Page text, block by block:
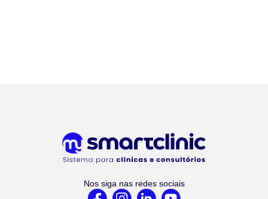
Nos siga nas redes sociais